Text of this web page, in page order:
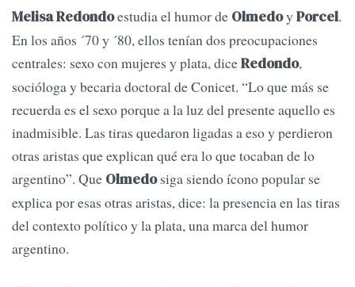
Melisa Redondoestudia el humor de Olmedoy Porcel.
En los años ´70 y ´80, ellos tenían dos preocupaciones
centrales: sexo con mujeres y plata, diceRedondo,
socióloga y becaria doctoral de Conicet. “Lo que más se
recuerda es el sexo porque a la luz del presente aquello es
inadmisible. Las tiras quedaron ligadas a eso y perdieron
otras aristas que explican qué era lo que tocaban de lo
argentino”. Que Olmedosiga siendo ícono popular se
explica por esas otras aristas, dice: la presencia en las tiras
del contexto político y la plata, una marca del humor
argentino.